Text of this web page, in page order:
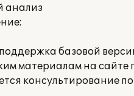
анализ
базовой
материалам на сайте
консультирование